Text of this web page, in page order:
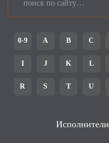
0-9 A B C
I J K L
R S T U
Исполнители